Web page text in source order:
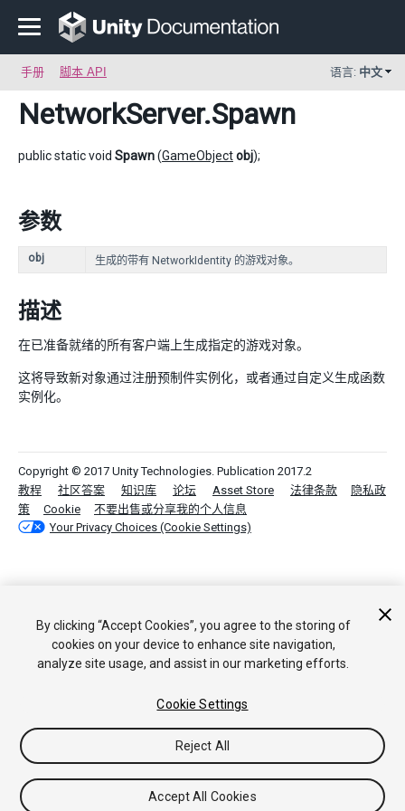
手册 脚本 API 语言: 中文
NetworkServer.Spawn
public static void Spawn(GameObjectobj);
参数
obj 生成的带有 NetworkIdentity 的游戏对象。
描述
在已准备就绪的所有客户端上生成指定的游戏对象。
这将导致新对象通过注册预制件实例化，或者通过自定义生成函数
实例化。
Copyright © 2017 Unity Technologies. Publication 2017.2
教程
社区答案 知识库 论坛 Asset Store 法律条款
隐私政
策
Cookie
不要出售或分享我的个人信息
Your Privacy Choices (Cookie Settings)
By clicking “Accept Cookies”, you agree to the storing of
cookies on your device to enhance site navigation,
analyze site usage, and assist in our marketing efforts.
Cookie Settings
Reject All
Accept All Cookies